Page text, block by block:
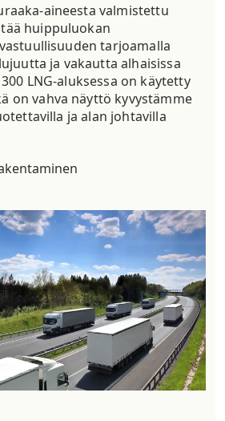
aineesta valmistettu
huippuluokan
tarjoamalla
ja vakautta alhaisissa
LNG-aluksessa on käytetty
on vahva näyttö kyvystämme
ja alan johtavilla